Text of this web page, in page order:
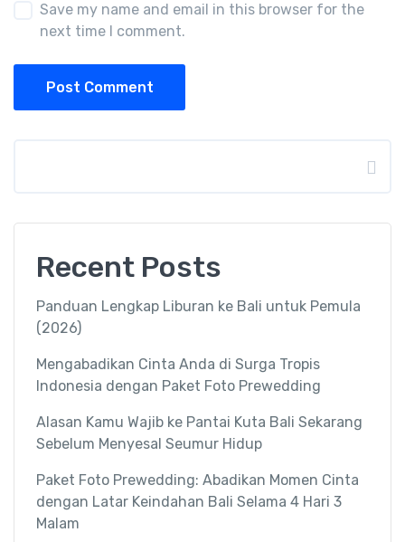
Save my name and email in this browser for the
next time I comment.
Post Comment
Recent Posts
Panduan Lengkap Liburan ke Bali untuk Pemula
(2026)
Mengabadikan Cinta Anda di Surga Tropis
Indonesia dengan Paket Foto Prewedding
Alasan Kamu Wajib ke Pantai Kuta Bali Sekarang
Sebelum Menyesal Seumur Hidup
Paket Foto Prewedding: Abadikan Momen Cinta
dengan Latar Keindahan Bali Selama 4 Hari 3
Malam